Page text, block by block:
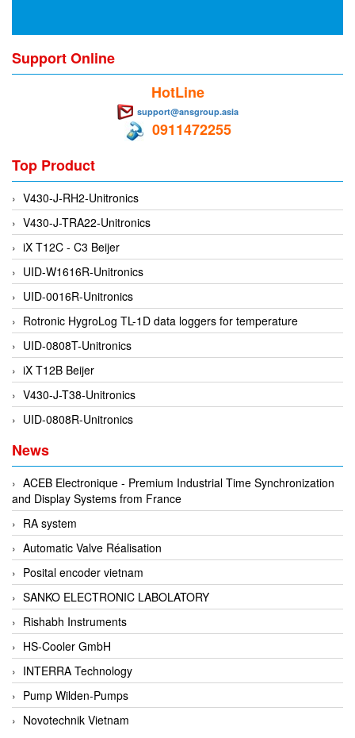
Cygnus
Cypet Vietnam
Danfoss
Datalogic Vietnam
Datexel
Debron VietNam
DEIF
Delmhorst VietNam
DELTA
Delta Ohm
Delta sensor
Delta-mobrey
DEMA Engineering/ Foam- IT
DESAX
DET-TRONICS
Deublin
Diakont
Dias Infrared
DINA Elektronik
Dinel
Di-Soric
Di-Soric
Dixon Valve
Doctor Led Vietnam
DOLD - Autho ANS
Dold Vietnam
Support Online
HotLine
support@ansgroup.asia
0911472255
Top Product
V430-J-RH2-Unitronics
V430-J-TRA22-Unitronics
iX T12C - C3 Beijer
UID-W1616R-Unitronics
UID-0016R-Unitronics
Rotronic HygroLog TL-1D data loggers for temperature
UID-0808T-Unitronics
iX T12B Beijer
V430-J-T38-Unitronics
UID-0808R-Unitronics
News
ACEB Electronique - Premium Industrial Time Synchronization
and Display Systems from France
RA system
Automatic Valve Réalisation
Posital encoder vietnam
SANKO ELECTRONIC LABOLATORY
Rishabh Instruments
HS-Cooler GmbH
INTERRA Technology
Pump Wilden-Pumps
Novotechnik Vietnam